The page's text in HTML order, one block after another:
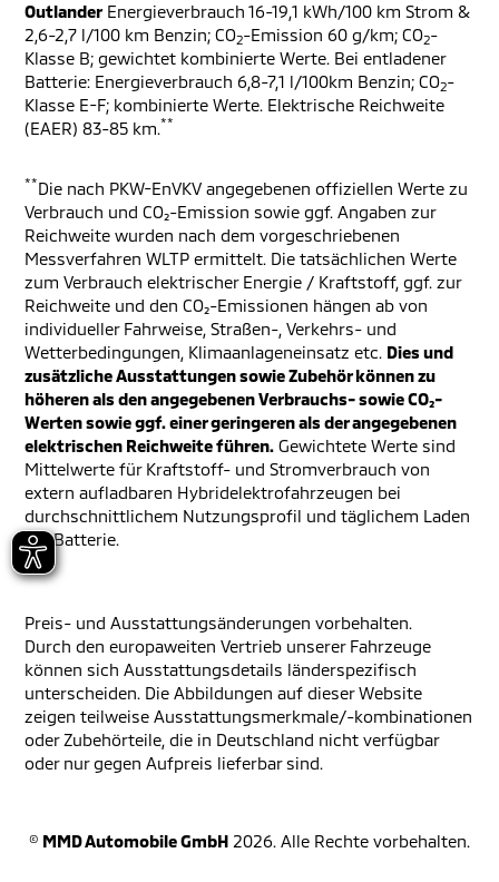
Outlander Energieverbrauch 16-19,1 kWh/100 km Strom &
2,6-2,7 l/100 km Benzin; CO2-Emission 60 g/km; CO2-
Klasse B; gewichtet kombinierte Werte. Bei entladener
Batterie: Energieverbrauch 6,8-7,1 l/100km Benzin; CO2-
Klasse E-F; kombinierte Werte. Elektrische Reichweite
(EAER) 83-85 km.**
**Die nach PKW-EnVKV angegebenen offiziellen Werte zu
Verbrauch und CO₂-Emission sowie ggf. Angaben zur
Reichweite wurden nach dem vorgeschriebenen
Messverfahren WLTP ermittelt. Die tatsächlichen Werte
zum Verbrauch elektrischer Energie / Kraftstoff, ggf. zur
Reichweite und den CO₂-Emissionen hängen ab von
individueller Fahrweise, Straßen-, Verkehrs- und
Wetterbedingungen, Klimaanlageneinsatz etc. Dies und
zusätzliche Ausstattungen sowie Zubehör können zu
höheren als den angegebenen Verbrauchs- sowie CO₂-
Werten sowie ggf. einer geringeren als der angegebenen
elektrischen Reichweite führen. Gewichtete Werte sind
Mittelwerte für Kraftstoff- und Stromverbrauch von
extern aufladbaren Hybridelektrofahrzeugen bei
durchschnittlichem Nutzungsprofil und täglichem Laden
der Batterie.
Preis- und Ausstattungsänderungen vorbehalten.
Durch den europaweiten Vertrieb unserer Fahrzeuge
können sich Ausstattungsdetails länderspezifisch
unterscheiden. Die Abbildungen auf dieser Website
zeigen teilweise Ausstattungsmerkmale/-kombinationen
oder Zubehörteile, die in Deutschland nicht verfügbar
oder nur gegen Aufpreis lieferbar sind.
© MMD Automobile GmbH 2026. Alle Rechte vorbehalten.